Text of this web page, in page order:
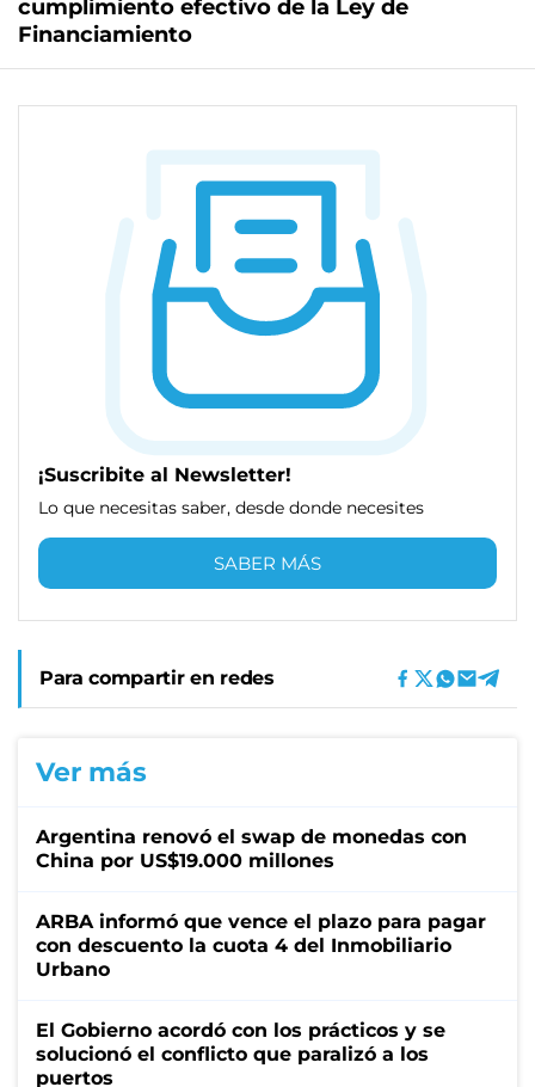
cumplimiento efectivo de la Ley de
Financiamiento
¡Suscribite al Newsletter!
Lo que necesitas saber, desde donde necesites
SABER MÁS
Para compartir en redes
Ver más
Argentina renovó el swap de monedas con
China por US$19.000 millones
ARBA informó que vence el plazo para pagar
con descuento la cuota 4 del Inmobiliario
Urbano
El Gobierno acordó con los prácticos y se
solucionó el conflicto que paralizó a los
puertos